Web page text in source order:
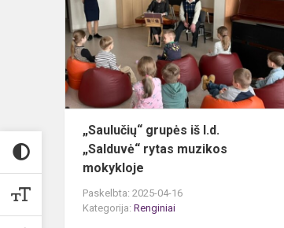
„Saulučių“ grupės iš l.d.
„Salduvė“ rytas muzikos
mokykloje
Paskelbta: 2025-04-16
Kategorija: Renginiai